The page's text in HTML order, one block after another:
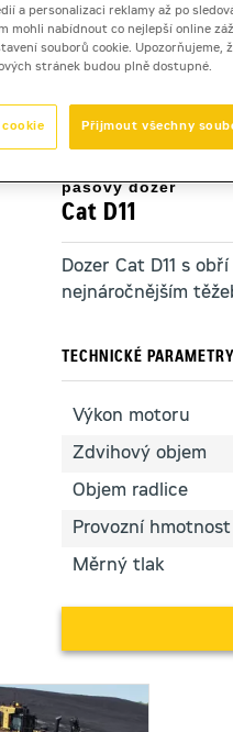
D11
pásový dozer
Cat D11
Dozer Cat D11 s
nejnáročnějším
TECHNICKÉ PARAMETRY
Výkon motoru
Zdvihový objem
Objem radlice
Provozní hmotnost
Měrný tlak
a personalizaci reklamy až po
mohli nabídnout co nejlepší online
souborů cookie. Upozorňujeme,
stránek budou plně dostupné.
Přijmout všechny